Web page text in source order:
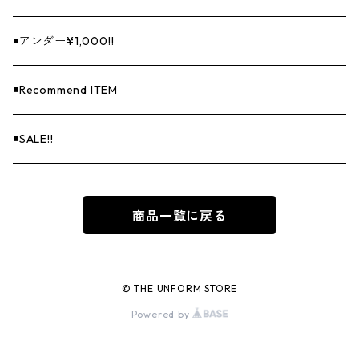
◾️アンダー¥1,000!!
◾️Recommend ITEM
◾️SALE!!
商品一覧に戻る
© THE UNFORM STORE
Powered by